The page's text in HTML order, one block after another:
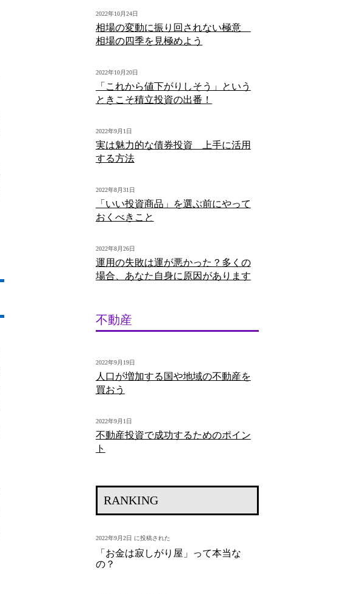
2022年10月24日
相場の変動に振り回されない極意
相場の四季を見極めよう
2022年10月20日
「これから値下がりしそう」という
ときこそ積立投資の出番！
2022年9月1日
実は魅力的な債券投資 上手に活用
する方法
2022年8月31日
「いい投資商品」を選ぶ前にやって
おくべきこと
2022年8月26日
運用の失敗は運が悪かった？多くの
場合、あなた自身に原因があります
不動産
2022年9月19日
人口が増加する国や地域の不動産を
買おう
2022年9月1日
不動産投資で成功するためのポイン
ト
RANKING
「お金は寂しがり屋」って本当な
の？
2022年9月2日 に投稿された